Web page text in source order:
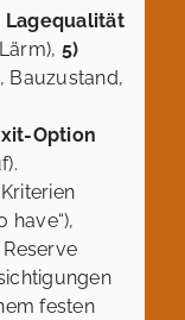
Lagequalität
5)
Bauzustand,
Option
have“),
festen